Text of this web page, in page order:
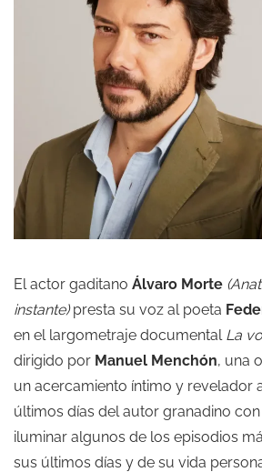
El actor gaditano Álvaro Morte (
instante)presta su voz al poeta
en el largometraje documental La
dirigido por Manuel Menchón, una
un acercamiento íntimo y revelador
últimos días del autor granadino
iluminar algunos de los episodios
sus últimos días y de su vida